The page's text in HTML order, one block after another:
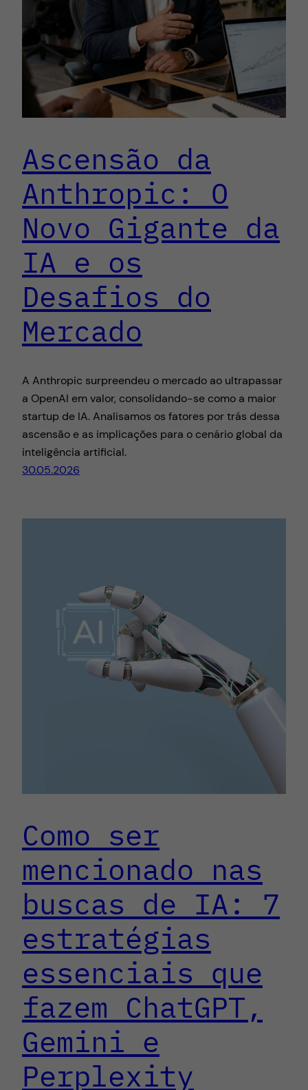
Ascensão da
Anthropic: O
Novo Gigante da
IA e os
Desafios do
Mercado
A Anthropic surpreendeu o mercado ao ultrapassar
a OpenAI em valor, consolidando-se como a maior
startup de IA. Analisamos os fatores por trás dessa
ascensão e as implicações para o cenário global da
inteligência artificial.
30.05.2026
Como ser
mencionado nas
buscas de IA: 7
estratégias
essenciais que
fazem ChatGPT,
Gemini e
Perplexity